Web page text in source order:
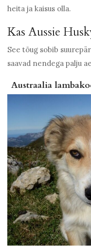
heita ja kaisus olla.
Kas Aussie
See tõug sobib
saavad nendega palju
Austraalia